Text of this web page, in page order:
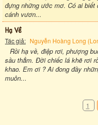
đựng những ước mơ. Có ai
cánh vươn...
Hạ Về
Tác giả: Nguyễn Hoàng Long
Rồi hạ về, điệp rơi, phượng
sầu thẳm. Đời chiếc lá khẽ rơi
khao. Em ơi ? Ai đong đầy
muôn...
1